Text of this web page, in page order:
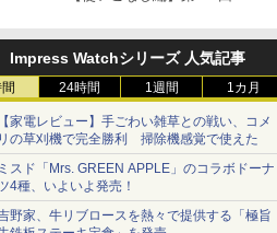
Impress Watchシリーズ 人気記事
24時間 1週間 1カ月
家電レビュー】手ごわい雑草との戦い、コメ
の草刈機で完全勝利 掃除機感覚で使えた
スド「Mrs. GREEN APPLE」のコラボドーナ
4種、いよいよ発売！
野家、牛リブロースを熱々で提供する「極旨